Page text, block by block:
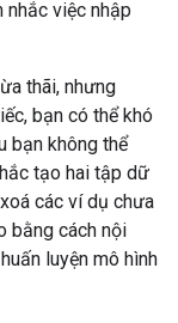
nhắc việc nhập
thãi, nhưng
bạn có thể khó
bạn không thể
tạo hai tập dữ
các ví dụ chưa
bằng cách nội
luyện mô hình